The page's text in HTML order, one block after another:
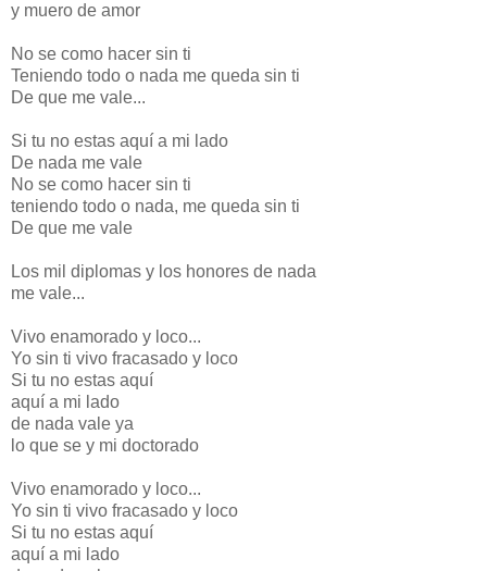
y muero de amor
No se como hacer sin ti
Teniendo todo o nada me queda sin ti
De que me vale...
Si tu no estas aquí a mi lado
De nada me vale
No se como hacer sin ti
teniendo todo o nada, me queda sin ti
De que me vale
Los mil diplomas y los honores de nada
me vale...
Vivo enamorado y loco...
Yo sin ti vivo fracasado y loco
Si tu no estas aquí
aquí a mi lado
de nada vale ya
lo que se y mi doctorado
Vivo enamorado y loco...
Yo sin ti vivo fracasado y loco
Si tu no estas aquí
aquí a mi lado